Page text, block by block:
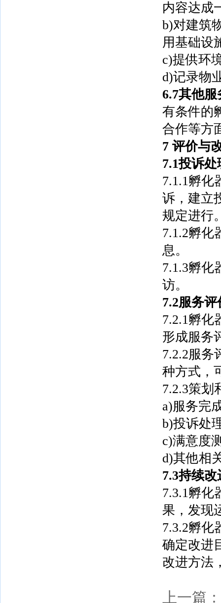
内容达成
b)对建筑
用基础设
c)提供环
d)记录物
6.7其他服
有条件的
合作等方
7 评价与
7.1投诉处
7.1.1孵化
诉，建立
规定进行
7.1.2孵化
息。
7.1.3孵化
访。
7.2服务评
7.2.1孵化
形成服务
7.2.2服务
种方式，
7.2.3策划
a)服务完
b)投诉处
c)满意度
d)其他相
7.3持续改
7.3.1孵化
果，发现
7.3.2孵化
确定改进
改进方法
上一篇：